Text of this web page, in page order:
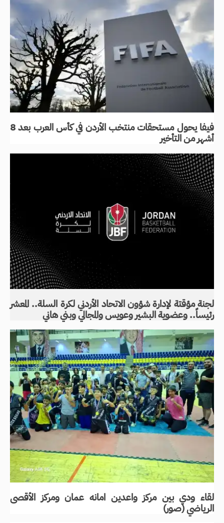
فيفا يحول مستحقات منتخب الأردن في كأس العرب بعد 8
أشهر من التأخير
لجنة مؤقتة لإدارة شؤون الاتحاد الأردني لكرة السلة.. المعشر
رئيساً.. وعضوية البشير وعويس والمجالي وبني هاني
لقاء ودي بين مركز واعدين امانه عمان ومركز الأقصى
الرياضي (صور)